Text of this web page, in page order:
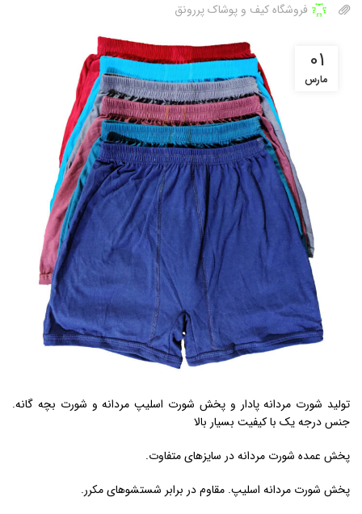
فروشگاه کیف و پوشاک پررونق
01
مارس
تولید شورت مردانه پادار و پخش شورت اسلیپ مردانه و شورت بچه گانه.
جنس درجه یک با کیفیت بسیار بالا
پخش عمده شورت مردانه در سایزهای متفاوت.
پخش شورت مردانه اسلیپ. مقاوم در برابر شستشوهای مکرر.